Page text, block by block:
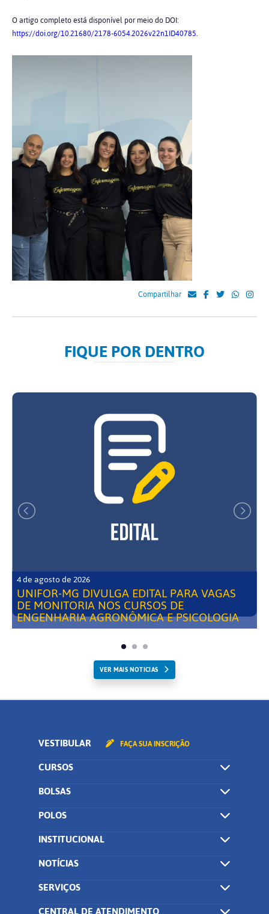
O artigo completo está disponível por meio do DOI:
https://doi.org/10.21680/2178-6054.2026v22n1ID40785.
Compartilhar
FIQUE POR DENTRO
4 de agosto de 2026
UNIFOR-MG DIVULGA EDITAL PARA VAGAS
DE MONITORIA NOS CURSOS DE
ENGENHARIA AGRONÔMICA E PSICOLOGIA
VER MAIS NOTICIAS
VESTIBULAR FAÇA SUA INSCRIÇÃO
CURSOS
BOLSAS
POLOS
INSTITUCIONAL
NOTÍCIAS
SERVIÇOS